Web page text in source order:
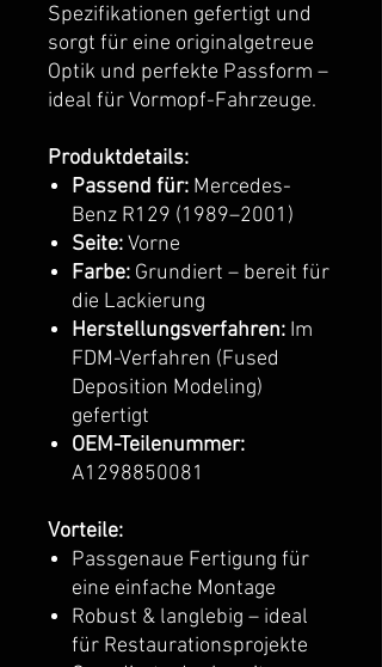
Spezifikationen gefertigt und
sorgt für eine originalgetreue
Optik und perfekte Passform –
ideal für Vormopf-Fahrzeuge.
Produktdetails:
Passend für: Mercedes-
Benz R129 (1989–2001)
Seite:Vorne
Farbe: Grundiert – bereit für
die Lackierung
Herstellungsverfahren: Im
FDM-Verfahren (Fused
Deposition Modeling)
gefertigt
OEM-Teilenummer:
A1298850081
Vorteile:
Passgenaue Fertigung für
eine einfache Montage
Robust & langlebig – ideal
für Restaurationsprojekte